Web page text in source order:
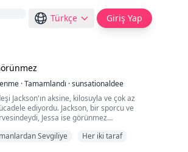
Türkçe Giriş Yap
·Tamamlandı ·sunsationaldee
Jackson'ın aksine, kilosuyla ve çok az
ediyordu. Jackson, bir sporcu ve
Jessa ise görünmez
ve tartışmasız yakışıklı. Dahası,
Sevgiliye Her iki taraf